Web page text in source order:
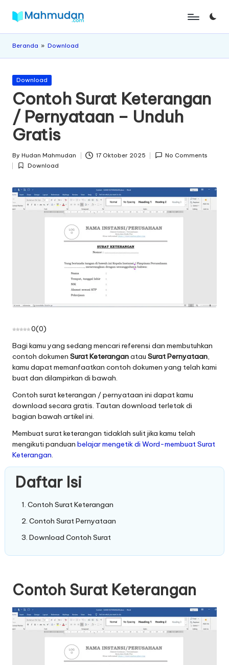
Skip
to
content
M
a
m
u
d
a
n
Beranda » Download
Posted
in
Download
Contoh Surat Keterangan
/ Pernyataan – Unduh
Gratis
Posted
by
By Hudan Mahmudan 17 Oktober 2025 No Comments
Posted
Download
0(0)
Bagi kamu yang sedang mencari referensi dan membutuhkan
contoh dokumen Surat Keteranganatau Surat Pernyataan,
kamu dapat memanfaatkan contoh dokumen yang telah kami
buat dan dilampirkan di bawah.
Contoh surat keterangan / pernyataan ini dapat kamu
download secara gratis. Tautan download terletak di
bagian bawah artikel ini.
Membuat surat keterangan tidaklah sulit jika kamu telah
mengikuti panduan belajar mengetik di Word-membuat Surat
Keterangan.
Daftar Isi
Contoh Surat Keterangan
Contoh Surat Pernyataan
Download Contoh Surat
Contoh Surat Keterangan